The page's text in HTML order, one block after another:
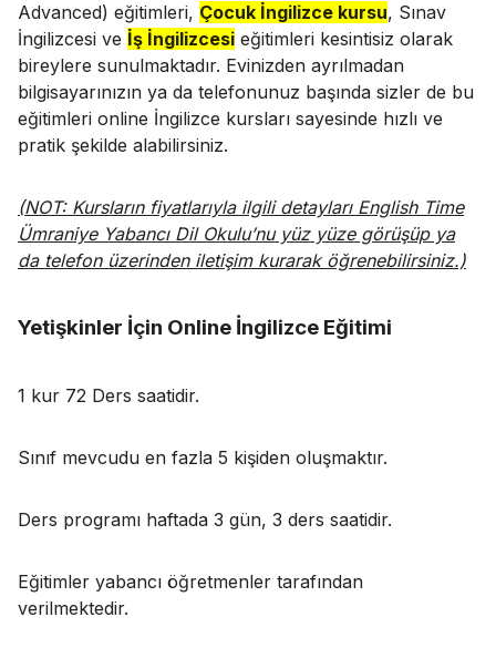
Advanced) eğitimleri, Çocuk İngilizce kursu, Sınav
İngilizcesi ve İş İngilizcesi eğitimleri kesintisiz olarak
bireylere sunulmaktadır. Evinizden ayrılmadan
bilgisayarınızın ya da telefonunuz başında sizler de bu
eğitimleri online İngilizce kursları sayesinde hızlı ve
pratik şekilde alabilirsiniz.
(NOT: Kursların fiyatlarıyla ilgili detayları English Time
Ümraniye Yabancı Dil Okulu’nu yüz yüze görüşüp ya
da telefon üzerinden iletişim kurarak öğrenebilirsiniz.)
Yetişkinler İçin Online İngilizce Eğitimi
1 kur 72 Ders saatidir.
Sınıf mevcudu en fazla 5 kişiden oluşmaktır.
Ders programı haftada 3 gün, 3 ders saatidir.
Eğitimler yabancı öğretmenler tarafından
verilmektedir.